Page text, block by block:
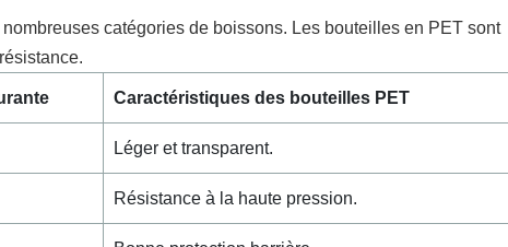
catégories de boissons. Les bouteilles en PET sont
Caractéristiques des bouteilles PET
Léger et transparent.
Résistance à la haute pression.